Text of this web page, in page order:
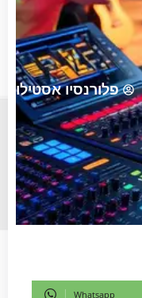
פלורנסיו אסטילו
Whatsapp